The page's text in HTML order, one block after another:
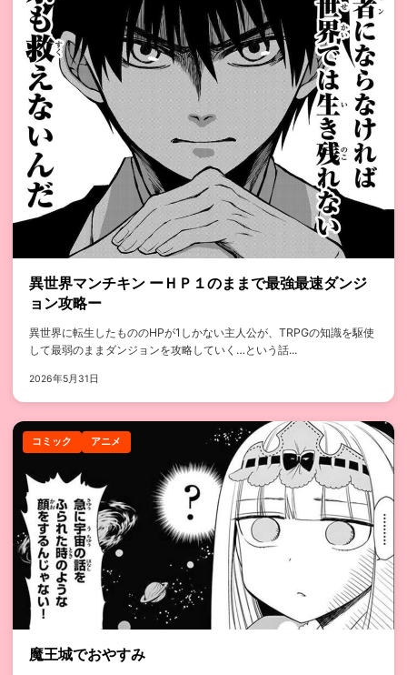
異世界マンチキン ーＨＰ１のままで最強最速ダンジ
ョン攻略ー
異世界に転生したもののHPが1しかない主人公が、TRPGの知識を駆使
して最弱のままダンジョンを攻略していく…という話...
2026年5月31日
コミック アニメ
魔王城でおやすみ